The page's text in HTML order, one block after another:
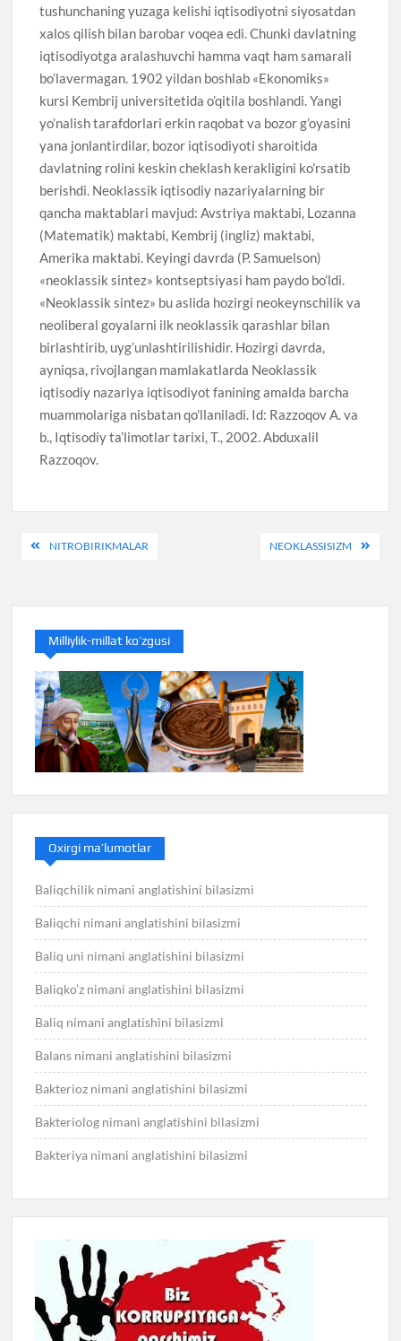
tushunchaning yuzaga kelishi iqtisodiyotni siyosatdan
xalos qilish bilan barobar voqea edi. Chunki davlatning
iqtisodiyotga aralashuvchi hamma vaqt ham samarali
bo’lavermagan. 1902 yildan boshlab «Ekonomiks»
kursi Kembrij universitetida o’qitila boshlandi. Yangi
yo’nalish tarafdorlari erkin raqobat va bozor g’oyasini
yana jonlantirdilar, bozor iqtisodiyoti sharoitida
davlatning rolini keskin cheklash kerakligini ko’rsatib
berishdi. Neoklassik iqtisodiy nazariyalarning bir
qancha maktablari mavjud: Avstriya maktabi, Lozanna
(Matematik) maktabi, Kembrij (ingliz) maktabi,
Amerika maktabi. Keyingi davrda (P. Samuelson)
«neoklassik sintez» kontseptsiyasi ham paydo bo’ldi.
«Neoklassik sintez» bu aslida hozirgi neokeynschilik va
neoliberal goyalarni ilk neoklassik qarashlar bilan
birlashtirib, uyg’unlashtirilishidir. Hozirgi davrda,
ayniqsa, rivojlangan mamlakatlarda Neoklassik
iqtisodiy nazariya iqtisodiyot fanining amalda barcha
muammolariga nisbatan qo’llaniladi. Id: Razzoqov A. va
b., Iqtisodiy ta’limotlar tarixi, T., 2002. Abduxalil
Razzoqov.
Навигация
записям
NITROBIRIKMALAR NEOKLASSISIZM
Milliylik-millat ko’zgusi
Oxirgi ma’lumotlar
Baliqchilik nimani anglatishini bilasizmi
Baliqchi nimani anglatishini bilasizmi
Baliq uni nimani anglatishini bilasizmi
Baliqko’z nimani anglatishini bilasizmi
Baliq nimani anglatishini bilasizmi
Balans nimani anglatishini bilasizmi
Bakterioz nimani anglatishini bilasizmi
Bakteriolog nimani anglatishini bilasizmi
Bakteriya nimani anglatishini bilasizmi